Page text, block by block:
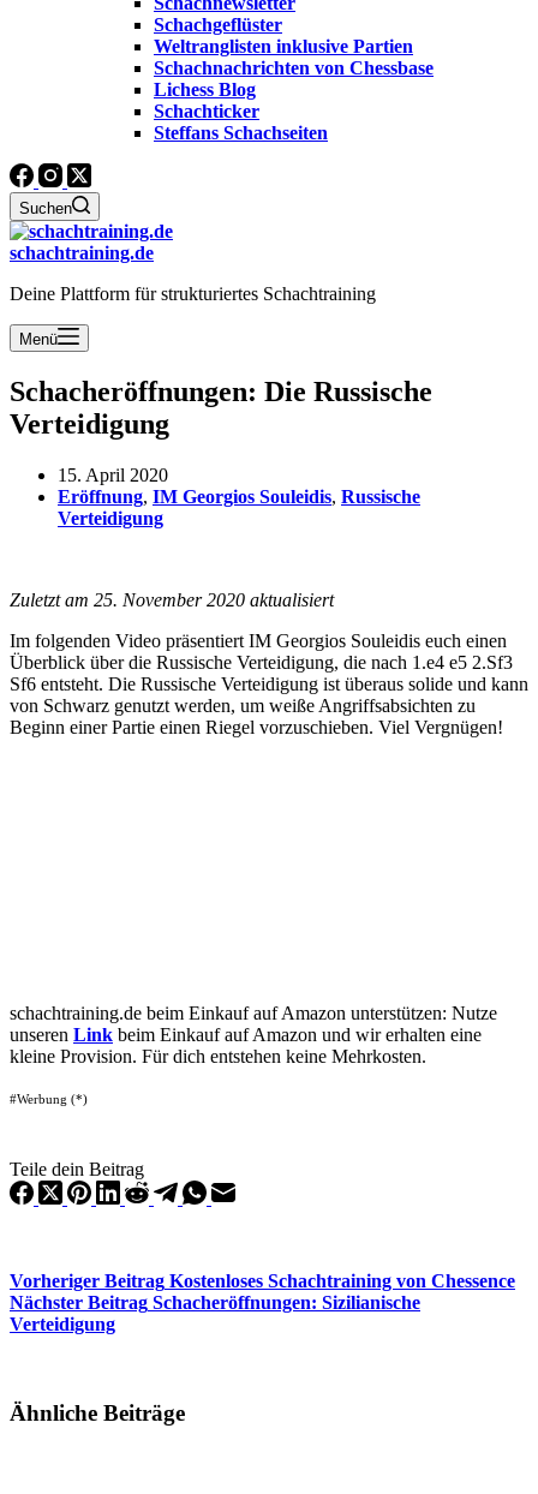
Schachgeflüster
Weltranglisten inklusive Partien
Schachnachrichten von Chessbase
Lichess Blog
Schachticker
Steffans Schachseiten
Suchen
schachtraining.de
Deine Plattform für strukturiertes Schachtraining
Menü
Schacheröffnungen: Die Russische
Verteidigung
15. April 2020
Eröffnung, IM Georgios Souleidis, Russische
Verteidigung
Zuletzt am 25. November 2020 aktualisiert
Im folgenden Video präsentiert IM Georgios Souleidis euch einen
Überblick über die Russische Verteidigung, die nach 1.e4 e5 2.Sf3
Sf6 entsteht. Die Russische Verteidigung ist überaus solide und kann
von Schwarz genutzt werden, um weiße Angriffsabsichten zu
Beginn einer Partie einen Riegel vorzuschieben. Viel Vergnügen!
schachtraining.de beim Einkauf auf Amazon unterstützen: Nutze
unseren Link beim Einkauf auf Amazon und wir erhalten eine
kleine Provision. Für dich entstehen keine Mehrkosten.
#Werbung (*)
Teile dein Beitrag
Vorheriger Beitrag Kostenloses Schachtraining von Chessence
Nächster Beitrag Schacheröffnungen: Sizilianische
Verteidigung
Ähnliche Beiträge